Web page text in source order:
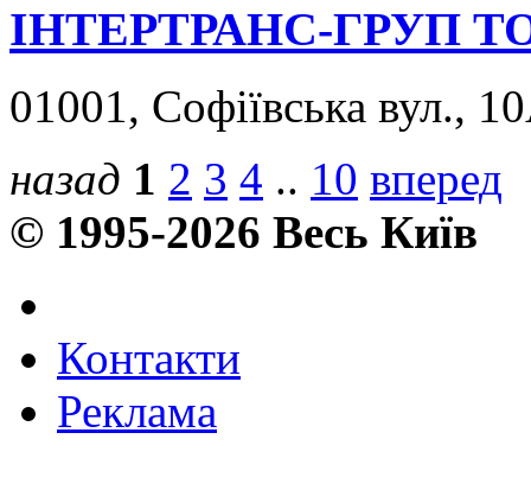
ІНТЕРТРАНС-ГРУП
01001, Софіївська вул.,
назад 1 2 3 4 .. 10 вперед
© 1995-2026 Весь Київ
Контакти
Реклама